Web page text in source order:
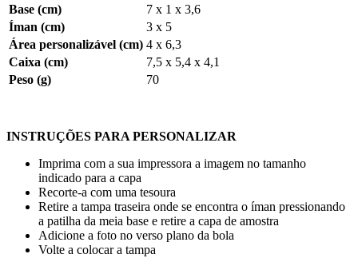
Base (cm)
7 x 1 x 3,6
Íman (cm)
3 x 5
Área personalizável (cm) 4 x 6,3
Caixa (cm)
7,5 x 5,4 x 4,1
Peso (g)
70
INSTRUÇÕES PARA PERSONALIZAR
Imprima com a sua impressora a imagem no tamanho
indicado para a capa
Recorte-a com uma tesoura
Retire a tampa traseira onde se encontra o íman pressionando
a patilha da meia base e retire a capa de amostra
Adicione a foto no verso plano da bola
Volte a colocar a tampa